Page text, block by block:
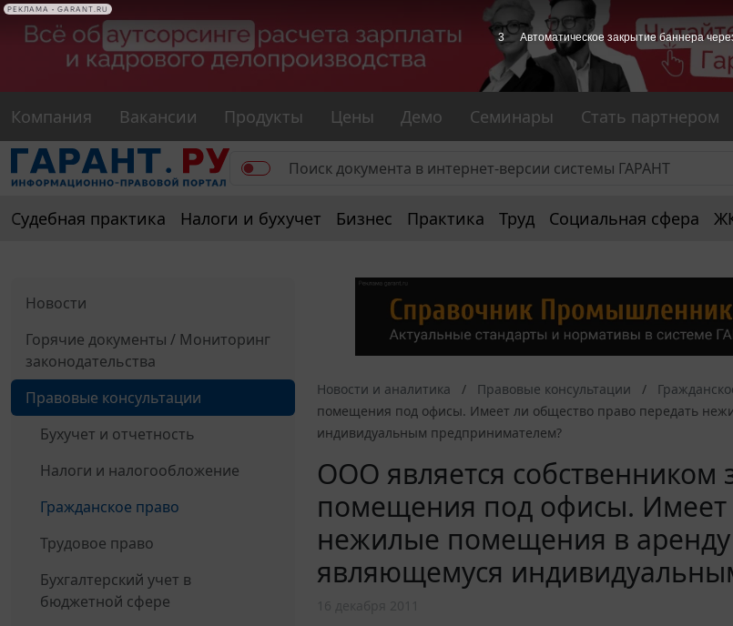
Компания Вакансии Продукты Цены Демо Семинары Стать партнером
Судебная практика Налоги и бухучет Бизнес Практика Труд Социальная сфера
Новости
Горячие документы / Мониторинг
законодательства
Правовые консультации
Бухучет и отчетность
Налоги и налогообложение
Гражданское право
Трудовое право
Бухгалтерский учет в
бюджетной сфере
Новости и аналитика Правовые консультации
помещения под офисы. Имеет ли общество право передать
индивидуальным предпринимателем?
ООО является собственником
помещения под офисы. Имеет
нежилые помещения в
являющемуся
3 Автоматическое закрытие баннера
РЕКЛАМА • GARANT.RU